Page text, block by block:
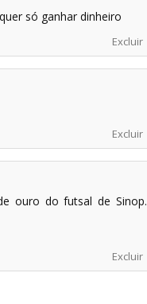
só ganhar dinheiro
Excluir
Excluir
ouro do futsal de Sinop.
Excluir